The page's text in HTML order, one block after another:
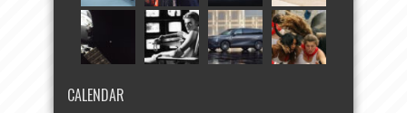
CALENDAR